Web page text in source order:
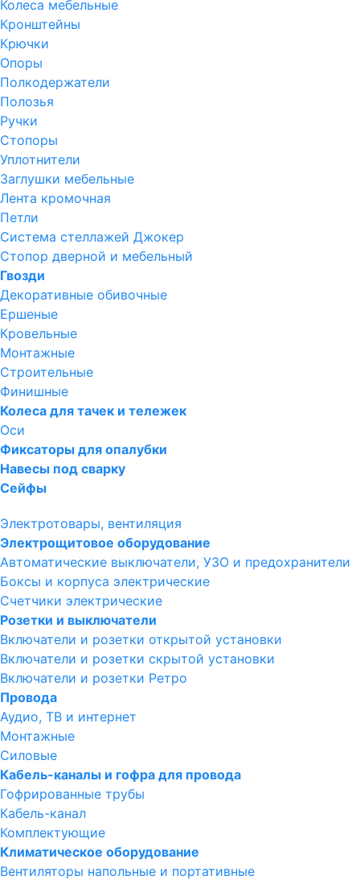
Колеса мебельные
Кронштейны
Крючки
Опоры
Полкодержатели
Полозья
Ручки
Стопоры
Уплотнители
Заглушки мебельные
Лента кромочная
Петли
Система стеллажей Джокер
Стопор дверной и мебельный
Гвозди
Декоративные обивочные
Ершеные
Кровельные
Монтажные
Строительные
Финишные
Колеса для тачек и тележек
Оси
Фиксаторы для опалубки
Навесы под сварку
Сейфы
Электротовары, вентиляция
Электрощитовое оборудование
Автоматические выключатели, УЗО и предохранители
Боксы и корпуса электрические
Счетчики электрические
Розетки и выключатели
Включатели и розетки открытой установки
Включатели и розетки скрытой установки
Включатели и розетки Ретро
Провода
Аудио, ТВ и интернет
Монтажные
Силовые
Кабель-каналы и гофра для провода
Гофрированные трубы
Кабель-канал
Комплектующие
Климатическое оборудование
Вентиляторы напольные и портативные